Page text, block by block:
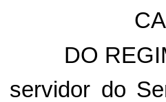
DO
do